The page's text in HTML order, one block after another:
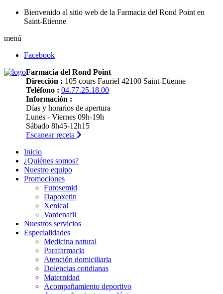
Bienvenido al sitio web de la Farmacia del Rond Point en
Saint-Etienne
menú
Facebook
Farmacia del Rond Point
Dirección : 105 cours Fauriel 42100 Saint-Etienne
Teléfono : 04.77.25.18.00
Información :
Días y horarios de apertura
Lunes - Viernes 09h-19h
Sábado 8h45-12h15
Escanear receta
Inicio
¿Quiénes somos?
Nuestro equipo
Promociones
Furosemid
Dapoxetin
Xenical
Vardenafil
Nuestros servicios
Especialidades
Medicina natural
Parafarmacia
Atención domiciliaria
Dolencias cotidianas
Maternidad
Acompañamiento deportivo